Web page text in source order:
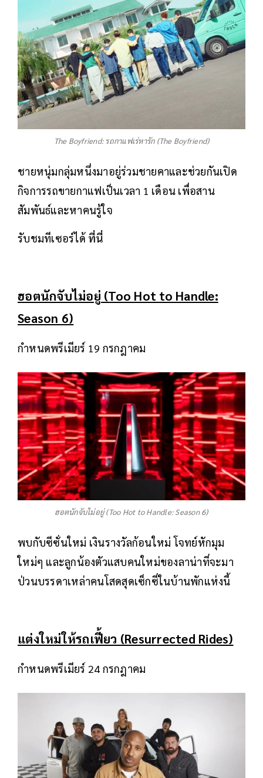
The Boyfriend: รถกาแฟเร่หารัก (The Boyfriend)
ชายหนุ่มกลุ่มหนึ่งมาอยู่ร่วมชายคาและช่วยกันเปิด
กิจการรถขายกาแฟเป็นเวลา 1 เดือน เพื่อสาน
สัมพันธ์และหาคนรู้ใจ
รับชมทีเซอร์ได้ ที่นี่
ฮอตนักจับไม่อยู่ (Too Hot to Handle:
Season 6)
กำหนดพรีเมียร์ 19 กรกฎาคม
ฮอตนักจับไม่อยู่ (Too Hot to Handle: Season 6)
พบกับซีซั่นใหม่ เงินรางวัลก้อนใหม่ โจทย์หักมุม
ใหม่ๆ และลูกน้องตัวแสบคนใหม่ของลาน่าที่จะมา
ป่วนบรรดาเหล่าคนโสดสุดเซ็กซี่ในบ้านพักแห่งนี้
แต่งใหม่ให้รถเฟี้ยว (Resurrected Rides)
กำหนดพรีเมียร์ 24 กรกฎาคม